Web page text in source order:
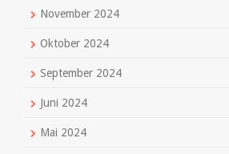
November 2024
Oktober 2024
September 2024
Juni 2024
Mai 2024